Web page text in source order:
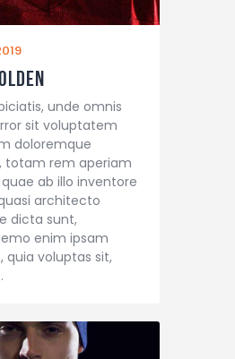
unde omnis
sit voluptatem
doloremque
totam rem aperiam
ab illo inventore
architecto
dicta sunt,
enim ipsam
quia voluptas sit,